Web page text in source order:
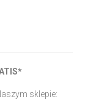
sklepie: